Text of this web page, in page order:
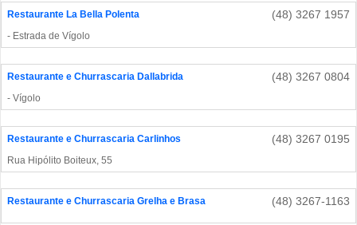
Restaurante La Bella Polenta (48) 3267 1957
- Estrada de Vígolo
Restaurante e Churrascaria Dallabrida (48) 3267 0804
- Vígolo
Restaurante e Churrascaria Carlinhos (48) 3267 0195
Rua Hipólito Boiteux, 55
Restaurante e Churrascaria Grelha e Brasa (48) 3267-1163